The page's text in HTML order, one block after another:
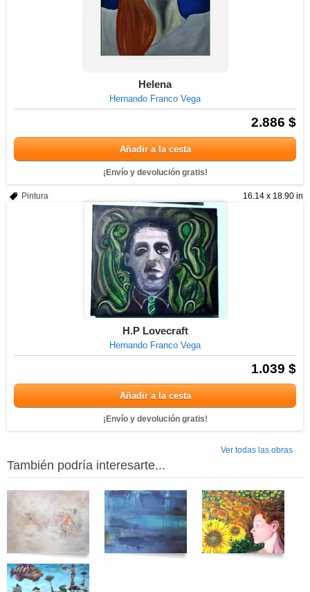
Helena
Hernando Franco Vega
2.886 $
Añadir a la cesta
¡Envío y devolución gratis!
16.14 x 18.90 in
Pintura
H.P Lovecraft
Hernando Franco Vega
1.039 $
Añadir a la cesta
¡Envío y devolución gratis!
Ver todas las obras
También podría interesarte...